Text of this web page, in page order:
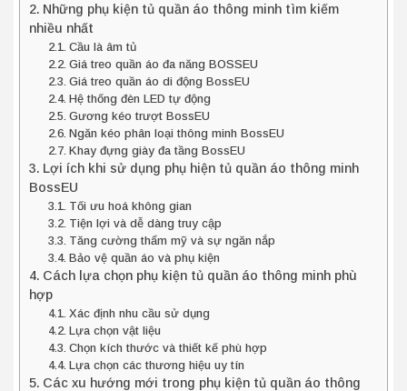
Những phụ kiện tủ quần áo thông minh tìm kiếm
nhiều nhất
Cầu là âm tủ
Giá treo quần áo đa năng BOSSEU
Giá treo quần áo di động BossEU
Hệ thống đèn LED tự động
Gương kéo trượt BossEU
Ngăn kéo phân loại thông minh BossEU
Khay đựng giày đa tầng BossEU
Lợi ích khi sử dụng phụ hiện tủ quần áo thông minh
BossEU
Tối ưu hoá không gian
Tiện lợi và dễ dàng truy cập
Tăng cường thẩm mỹ và sự ngăn nắp
Bảo vệ quần áo và phụ kiện
Cách lựa chọn phụ kiện tủ quần áo thông minh phù
hợp
Xác định nhu cầu sử dụng
Lựa chọn vật liệu
Chọn kích thước và thiết kế phù hợp
Lựa chọn các thương hiệu uy tín
Các xu hướng mới trong phụ kiện tủ quần áo thông